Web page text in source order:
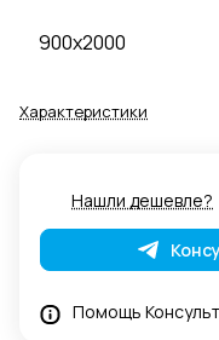
900x2000
Характеристики
Нашли дешевле?
Помощь